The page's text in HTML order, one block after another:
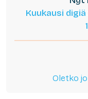
Kuukausi
Oletko